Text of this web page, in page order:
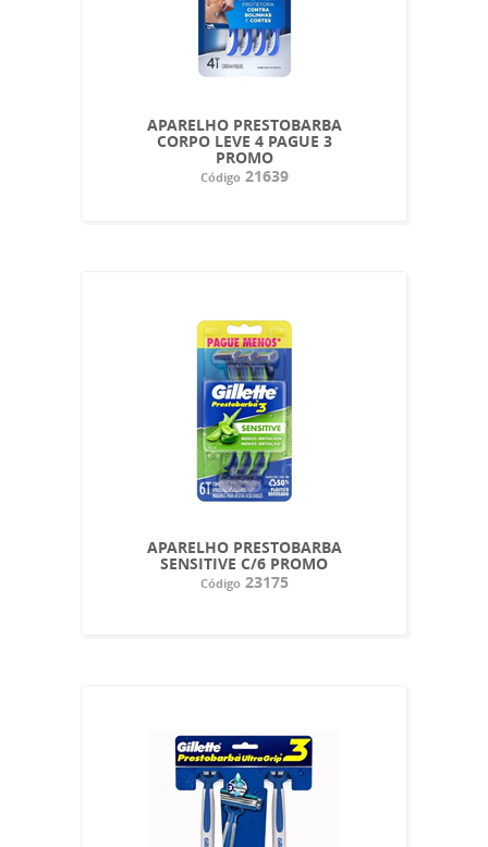
APARELHO PRESTOBARBA
CORPO LEVE 4 PAGUE 3
PROMO
Código21639
APARELHO PRESTOBARBA
SENSITIVE C/6 PROMO
Código23175